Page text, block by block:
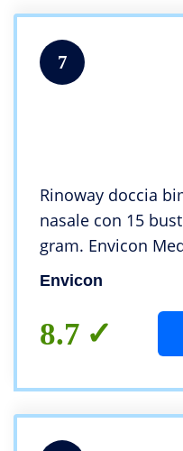
7
Rinoway doccia
nasale con 15
gram. Envicon
Envicon
8.7